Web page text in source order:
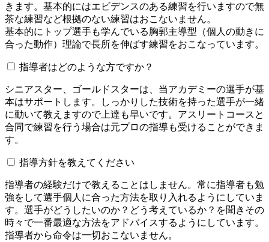
きます。基本的にはエビデンスのある練習を行いますので無
茶な練習など根拠のない練習はおこないません。
基本的にトップ選手も学んでいる胸郭主導型（個人の動きに
合った動作）理論で長所を伸ばす練習をおこなっています。
指導者はどのような方ですか？
シニアスター、ゴールドスターは、当アカデミーの選手が基
本はサポートします。しっかりした技術を持った選手が一緒
に動いて教えますので上達も早いです。アスリートコースと
合同で練習を行う場合は元プロの指導も受けることができま
す。
指導方針を教えてください
指導者の経験だけで教えることはしません。常に指導者も勉
強をして選手個人に合った方法を取り入れるようにしていま
す。選手がどうしたいのか？どう考えているか？を聞きその
時々で一番最適な方法をアドバイスするようにしています。
指導者から命令は一切おこないません。